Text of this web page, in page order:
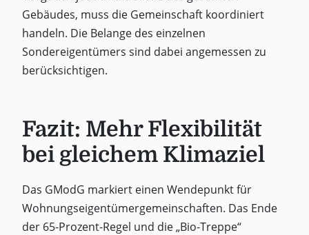
Gebäudes, muss die Gemeinschaft koordiniert
handeln. Die Belange des einzelnen
Sondereigentümers sind dabei angemessen zu
berücksichtigen.
Fazit: Mehr Flexibilität
bei gleichem Klimaziel
Das GModG markiert einen Wendepunkt für
Wohnungseigentümergemeinschaften. Das Ende
der 65-Prozent-Regel und die „Bio-Treppe“